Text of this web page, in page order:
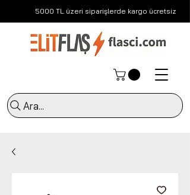
5000 TL üzeri siparişlerde kargo ücretsiz
Ara...